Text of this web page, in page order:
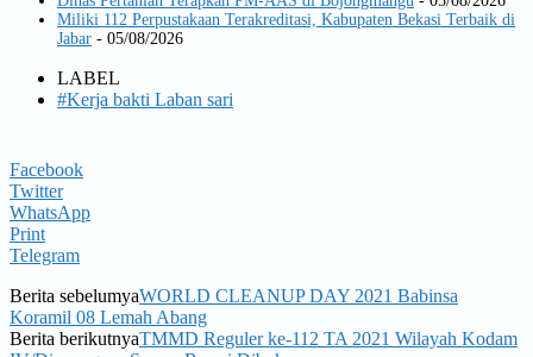
Miliki 112 Perpustakaan Terakreditasi, Kabupaten Bekasi Terbaik di
Jabar - 05/08/2026
LABEL
#Kerja bakti Laban sari
Facebook
Twitter
WhatsApp
Print
Telegram
Berita sebelumyaWORLD CLEANUP DAY 2021 Babinsa
Koramil 08 Lemah Abang
Berita berikutnyaTMMD Reguler ke-112 TA 2021 Wilayah Kodam